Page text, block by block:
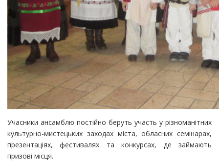
Учасники ансамблю постійно беруть участь у різноманітних
культурно-мистецьких заходах міста, обласних семінарах,
презентаціях, фестивалях та конкурсах, де займають
призові місця.